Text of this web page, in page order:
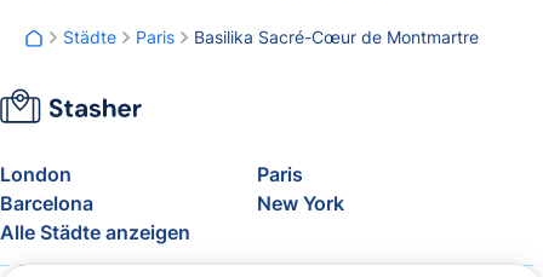
Städte Paris Basilika Sacré-Cœur de Montmartre
London
Paris
Barcelona
New York
Alle Städte anzeigen